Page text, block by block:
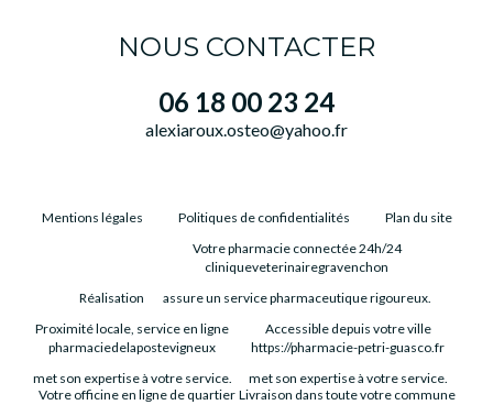
NOUS CONTACTER
06 18 00 23 24
alexiaroux.osteo@yahoo.fr
Mentions légales Politiques de confidentialités Plan du site
Réalisation
Votre pharmacie connectée 24h/24
cliniqueveterinairegravenchon
assure un service pharmaceutique rigoureux.
Proximité locale, service en ligne
pharmaciedelapostevigneux
met son expertise à votre service.
Accessible depuis votre ville
https://pharmacie-petri-guasco.fr
met son expertise à votre service.
Votre officine en ligne de quartier Livraison dans toute votre commune